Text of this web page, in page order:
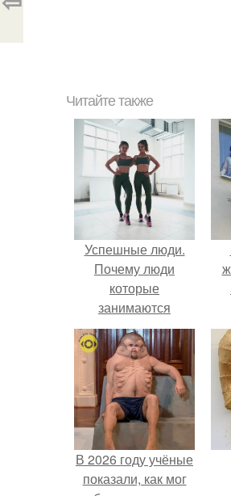
Читайте также
Успешные люди.
Почему люди
которые
занимаются
спортом всегда
будут успешные и
востребованные в
любой сфере
деятельности.
В 2026 году учёные
показали, как мог